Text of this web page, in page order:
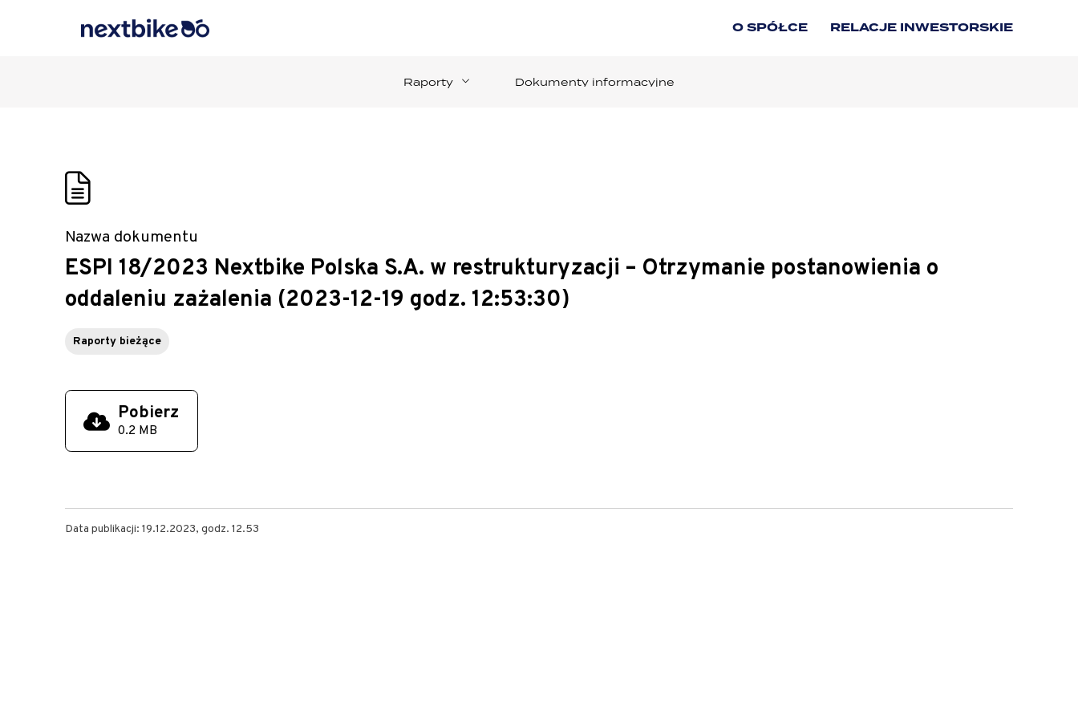
O SPÓŁCE RELACJE INWESTORSKIE
Raporty Dokumenty informacyjne
Nazwa dokumentu
ESPI 18/2023 Nextbike Polska S.A. w restrukturyzacji – Otrzymanie postanowienia o
oddaleniu zażalenia (2023-12-19 godz. 12:53:30)
Raporty bieżące
Pobierz
0.2 MB
Data publikacji: 19.12.2023, godz. 12.53